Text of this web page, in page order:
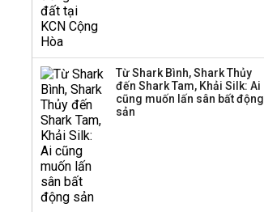
Công ty 100 tỷ của
Huấn Hoa Hồng bỗng
dưng ‘biến mất’, một
Từ Shark Bình, Shark Thủy
đến Shark Tam, Khải Silk: Ai
cũng muốn lấn sân bất động
sản